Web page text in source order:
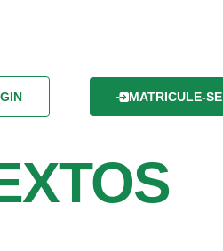
MATRICULE-SE